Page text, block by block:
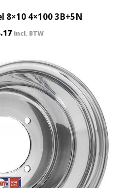
8×10 4×100 3B+5N
incl. BTW